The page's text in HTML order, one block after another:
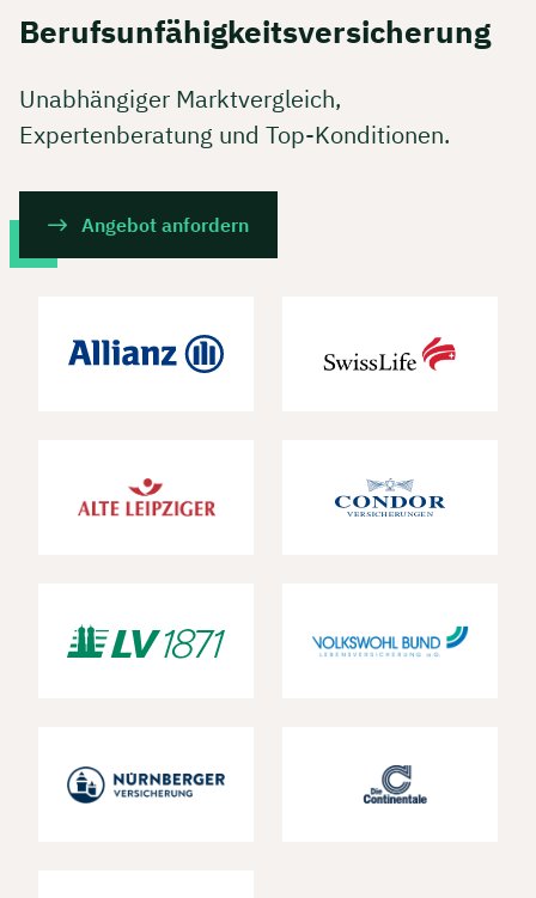
Berufsunfähigkeitsversicherung
Unabhängiger Marktvergleich,
Expertenberatung und Top-Konditionen.
Angebot anfordern